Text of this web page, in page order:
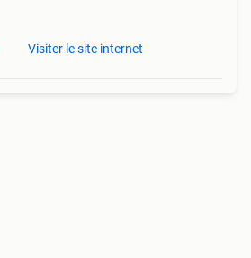
Visiter le site internet